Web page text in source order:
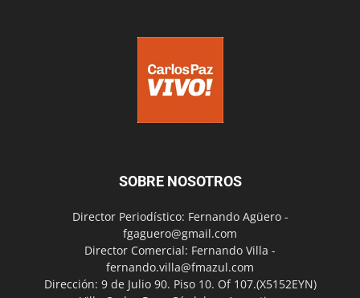
SOBRE NOSOTROS
Director Periodístico: Fernando Agüero -
fgaguero@gmail.com
Director Comercial: Fernando Villa -
fernando.villa@fmazul.com
Dirección: 9 de Julio 90. Piso 10. Of 107.(X5152EYN)